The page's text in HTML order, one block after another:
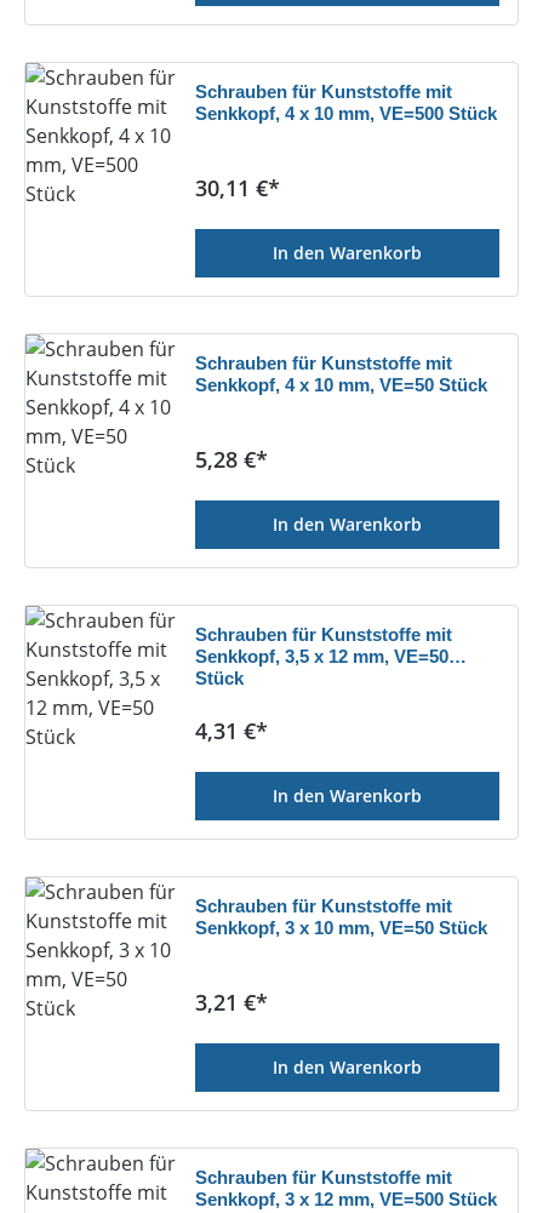
Schrauben für Kunststoffe mit
Senkkopf, 4 x 10 mm, VE=500 Stück
Regulärer Preis:
30,11 €*
In den Warenkorb
Schrauben für Kunststoffe mit
Senkkopf, 4 x 10 mm, VE=50 Stück
Regulärer Preis:
5,28 €*
In den Warenkorb
Schrauben für Kunststoffe mit
Senkkopf, 3,5 x 12 mm, VE=50
Stück
Regulärer Preis:
4,31 €*
In den Warenkorb
Schrauben für Kunststoffe mit
Senkkopf, 3 x 10 mm, VE=50 Stück
Regulärer Preis:
3,21 €*
In den Warenkorb
Schrauben für Kunststoffe mit
Senkkopf, 3 x 12 mm, VE=500 Stück